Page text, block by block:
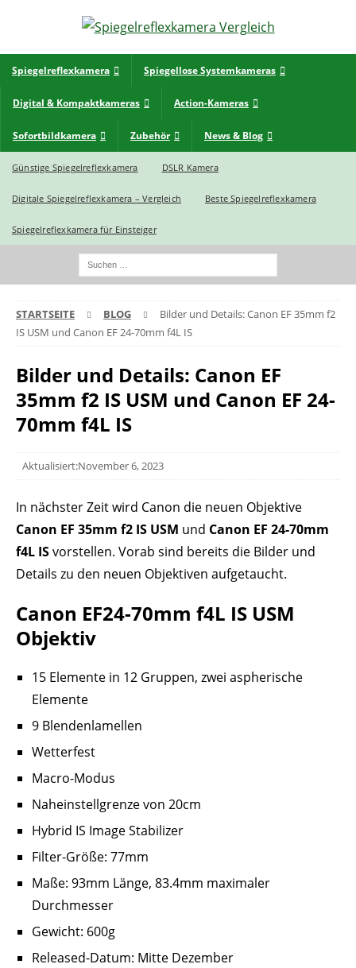
Spiegelreflexkamera Spiegellose Systemkameras
Digital & Kompaktkameras Action-Kameras
Sofortbildkamera Zubehör News & Blog
Günstige Spiegelreflexkamera DSLR Kamera
Digitale Spiegelreflexkamera – Vergleich Beste Spiegelreflexkamera
Spiegelreflexkamera für Einsteiger
STARTSEITE BLOG
Bilder und Details: Canon EF 35mm f2
IS USM und Canon EF 24-70mm f4L IS
Bilder und Details: Canon EF
35mm f2 IS USM und Canon EF 24-
70mm f4L IS
Aktualisiert:November 6, 2023
In nächster Zeit wird Canon die neuen Objektive
Canon EF 35mm f2 IS USM und Canon EF 24-70mm
f4L ISvorstellen. Vorab sind bereits die Bilder und
Details zu den neuen Objektiven aufgetaucht.
Canon EF24-70mm f4L IS USM
Objektiv
15 Elemente in 12 Gruppen, zwei aspherische
Elemente
9 Blendenlamellen
Wetterfest
Macro-Modus
Naheinstellgrenze von 20cm
Hybrid IS Image Stabilizer
Filter-Größe: 77mm
Maße: 93mm Länge, 83.4mm maximaler
Durchmesser
Gewicht: 600g
Released-Datum: Mitte Dezember